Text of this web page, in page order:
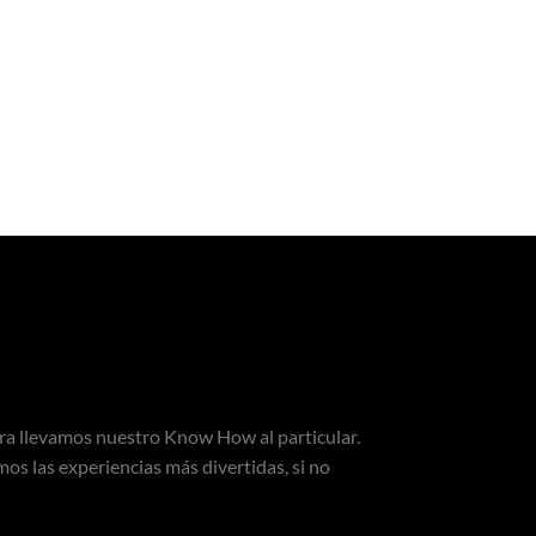
llevamos nuestro Know How al particular.
las experiencias más divertidas, si no